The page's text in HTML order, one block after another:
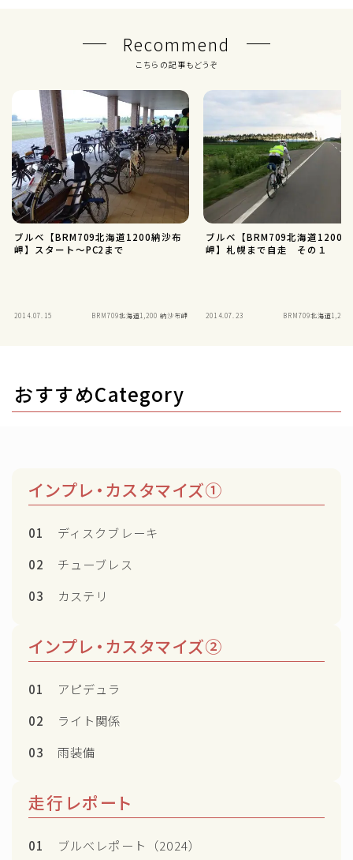
Recommend
こちらの記事もどうぞ
ブルベ【BRM709北海道1200納沙布
岬】スタート～PC2まで
2014.07.15 BRM709北海道1,200 納沙布岬
ブルベ【BRM709北海道1200
岬】札幌まで自走 その１
2014.07.23 BRM709北海道1,200
おすすめCategory
インプレ・カスタマイズ①
01
ディスクブレーキ
02
チューブレス
03
カステリ
インプレ・カスタマイズ②
01
アピデュラ
02
ライト関係
03
雨装備
走行レポート
01 ブルべレポート（2024）